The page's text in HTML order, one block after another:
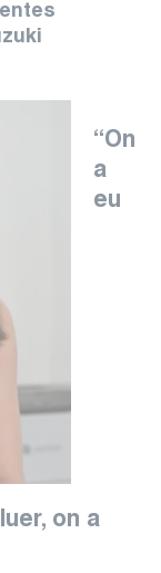
“On
a
eu
on a